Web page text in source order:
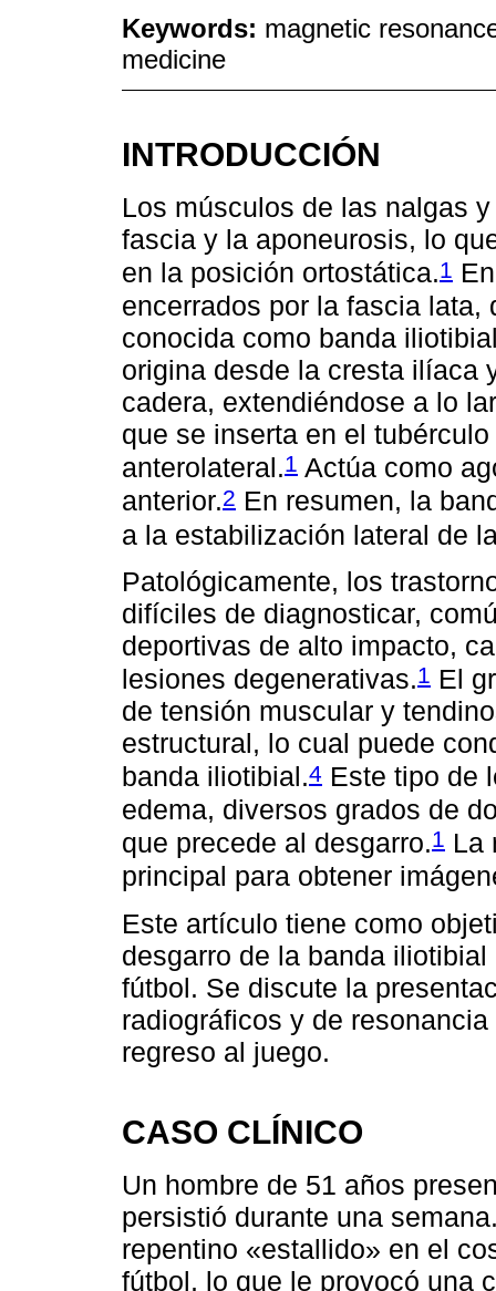
Keywords: magnetic
medicine
INTRODUCCIÓN
Los músculos de las nalgas
fascia y la aponeurosis, lo
en la posición ortostática.1
encerrados por la fascia
conocida como banda
origina desde la cresta ilíaca
cadera, extendiéndose a lo
que se inserta en el
anterolateral.1 Actúa como
anterior.2 En resumen, la
a la estabilización lateral de
Patológicamente, los
difíciles de diagnosticar,
deportivas de alto impacto,
lesiones degenerativas.1 El
de tensión muscular y
estructural, lo cual puede
banda iliotibial.4 Este tipo de
edema, diversos grados de
que precede al desgarro.1 La
principal para obtener
Este artículo tiene como
desgarro de la banda
fútbol. Se discute la
radiográficos y de
regreso al juego.
CASO CLÍNICO
Un hombre de 51 años
persistió durante una
repentino «estallido» en el
fútbol, lo que le provocó una